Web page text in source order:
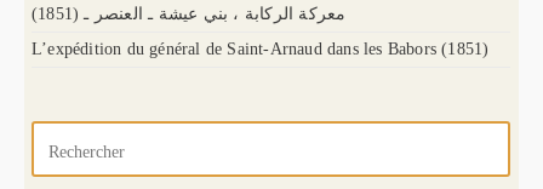
(1851) معركة الركابة ، بني عيشة ـ العنصر ـ
L’expédition du général de Saint-Arnaud dans les Babors (1851)